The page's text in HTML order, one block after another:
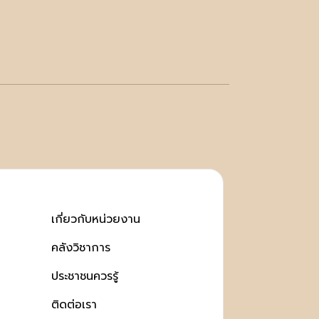
เกี่ยวกับหน่วยงาน
คลังวิชาการ
ประชาชนควรรู้
ติดต่อเรา